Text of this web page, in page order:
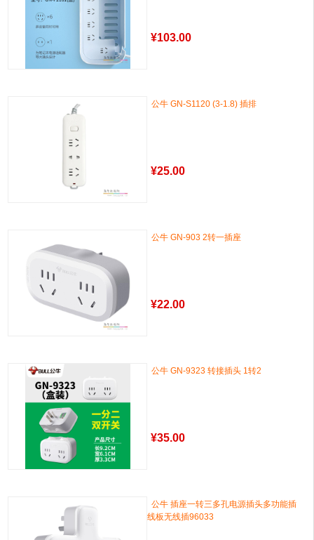
¥103.00
公牛 GN-S1120 (3-1.8) 插排
¥25.00
公牛 GN-903 2转一插座
¥22.00
公牛 GN-9323 转接插头 1转2
¥35.00
公牛 插座一转三多孔电源插头多功能插
线板无线插96033